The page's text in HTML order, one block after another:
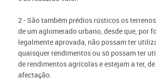
2 - São também prédios rústicos os
de um aglomerado urbano, desde que, por
legalmente aprovada, não possam ter
quaisquer rendimentos ou só possam ter
de rendimentos agrícolas e estejam a ter,
afectação.